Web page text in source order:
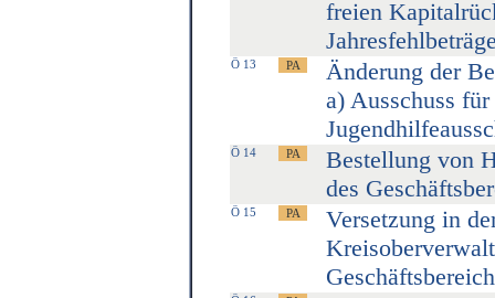
freien
Ö 13
Änderung der
a) Ausschuss
Ö 14
Bestellung von
des
Ö 15
Versetzung in